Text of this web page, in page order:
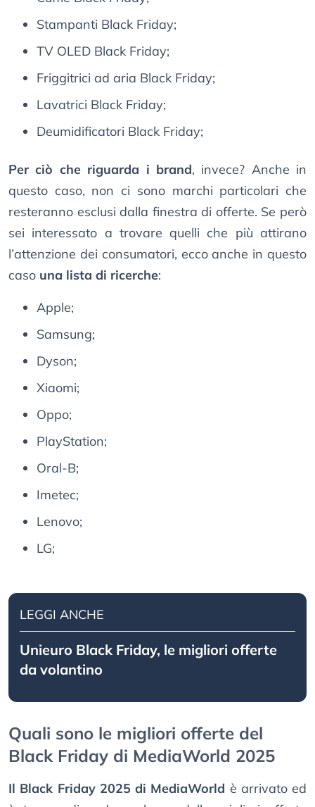
Stampanti Black Friday;
TV OLED Black Friday;
Friggitrici ad aria Black Friday;
Lavatrici Black Friday;
Deumidificatori Black Friday;
Per ciò che riguarda i brand, invece? Anche in
questo caso, non ci sono marchi particolari che
resteranno esclusi dalla finestra di offerte. Se però
sei interessato a trovare quelli che più attirano
l’attenzione dei consumatori, ecco anche in questo
caso una lista di ricerche:
Apple;
Samsung;
Dyson;
Xiaomi;
Oppo;
PlayStation;
Oral-B;
Imetec;
Lenovo;
LG;
LEGGI ANCHE
Unieuro Black Friday, le migliori offerte
da volantino
Quali sono le migliori offerte del
Black Friday di MediaWorld 2025
Il Black Friday 2025 di MediaWorld è arrivato ed